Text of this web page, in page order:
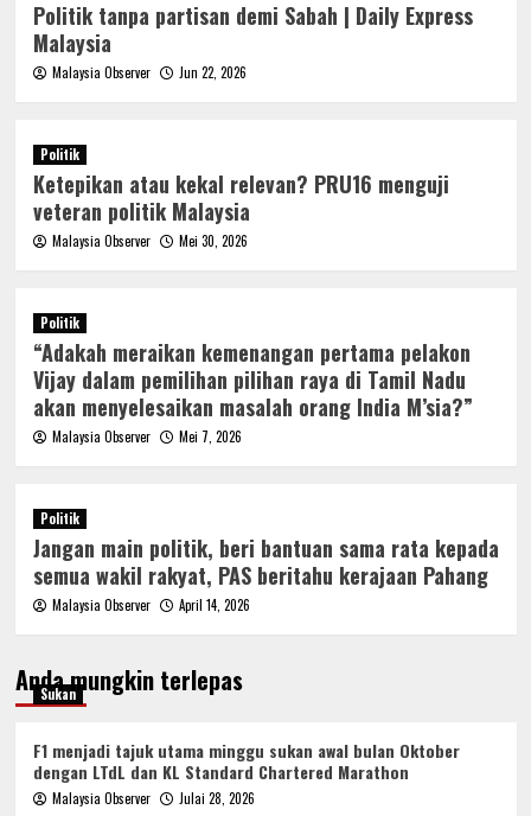
Politik tanpa partisan demi Sabah | Daily Express
Malaysia
Malaysia Observer Jun 22, 2026
Politik
Ketepikan atau kekal relevan? PRU16 menguji
veteran politik Malaysia
Malaysia Observer Mei 30, 2026
Politik
“Adakah meraikan kemenangan pertama pelakon
Vijay dalam pemilihan pilihan raya di Tamil Nadu
akan menyelesaikan masalah orang India M’sia?”
Malaysia Observer Mei 7, 2026
Politik
Jangan main politik, beri bantuan sama rata kepada
semua wakil rakyat, PAS beritahu kerajaan Pahang
Malaysia Observer April 14, 2026
Anda mungkin terlepas
Sukan
F1 menjadi tajuk utama minggu sukan awal bulan Oktober
dengan LTdL dan KL Standard Chartered Marathon
Malaysia Observer
Julai 28, 2026